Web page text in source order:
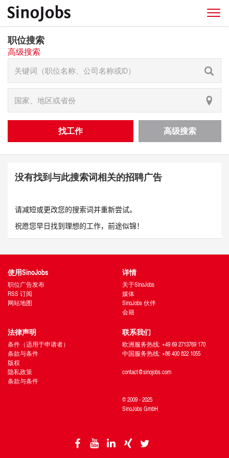
职位搜索
高级搜索
找工作 高级搜索
没有找到与此搜索词相关的招聘广告
请减短或更改您的搜索词并重新尝试。
祝愿您早日找到理想的工作，前途似锦！
使用SinoJobs
职位广告发布
RSS 订阅
网站地图
详情
关于SinoJobs
媒体
SinoJobs 伙伴
会籍
法律声明
条件（适用于申请者）
条款与条件
版权
隐私政策
条款与条件
联系我们
欧洲服务热线: +49 69 2713769 170
中国服务热线: +86 400 822 1055
contact@sinojobs.com
© 2009 - 2025
SinoJobs GmbH